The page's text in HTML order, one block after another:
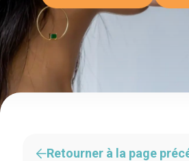
Retourner à la page